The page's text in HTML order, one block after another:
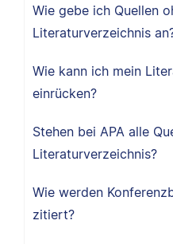
Wie gebe ich Quellen
Literaturverzeichnis
Wie kann ich mein
einrücken?
Stehen bei APA alle
Literaturverzeichnis?
Wie werden
zitiert?